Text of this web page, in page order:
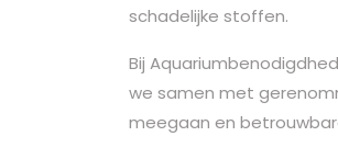
schadelijke stoffen.
Bij
we samen met
meegaan en